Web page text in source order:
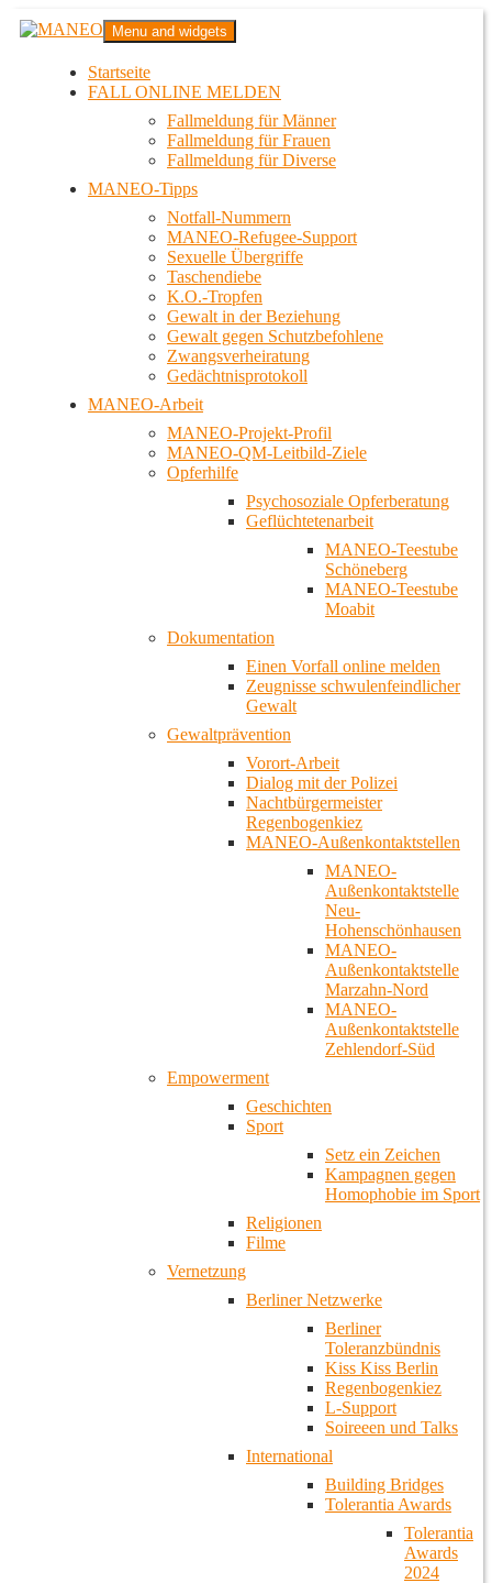
Zum
InhaltMANEO
Das schwule Anti-Gewalt-Projekt in Berlin
Menu and widgets
Startseite
FALL ONLINE MELDEN
Fallmeldung für Männer
Fallmeldung für Frauen
Fallmeldung für Diverse
MANEO-Tipps
Notfall-Nummern
MANEO-Refugee-Support
Sexuelle Übergriffe
Taschendiebe
K.O.-Tropfen
Gewalt in der Beziehung
Gewalt gegen Schutzbefohlene
Zwangsverheiratung
Gedächtnisprotokoll
MANEO-Arbeit
MANEO-Projekt-Profil
MANEO-QM-Leitbild-Ziele
Opferhilfe
Psychosoziale Opferberatung
Geflüchtetenarbeit
MANEO-Teestube
Schöneberg
MANEO-Teestube
Moabit
Dokumentation
Einen Vorfall online melden
Zeugnisse schwulenfeindlicher
Gewalt
Gewaltprävention
Vorort-Arbeit
Dialog mit der Polizei
Nachtbürgermeister
Regenbogenkiez
MANEO-Außenkontaktstellen
MANEO-
Außenkontaktstelle
Neu-
Hohenschönhausen
MANEO-
Außenkontaktstelle
Marzahn-Nord
MANEO-
Außenkontaktstelle
Zehlendorf-Süd
Empowerment
Geschichten
Sport
Setz ein Zeichen
Kampagnen gegen
Homophobie im Sport
Religionen
Filme
Vernetzung
Berliner Netzwerke
Berliner
Toleranzbündnis
Kiss Kiss Berlin
Regenbogenkiez
L-Support
Soireeen und Talks
International
Building Bridges
Tolerantia Awards
Tolerantia
Awards
2024